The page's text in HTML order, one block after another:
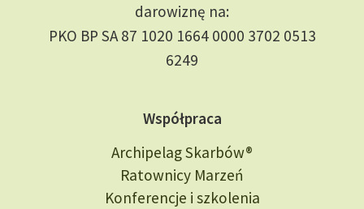
darowiznę na:
PKO BP SA 87 1020 1664 0000 3702 0513
6249
Współpraca
Archipelag Skarbów®
Ratownicy Marzeń
Konferencje i szkolenia